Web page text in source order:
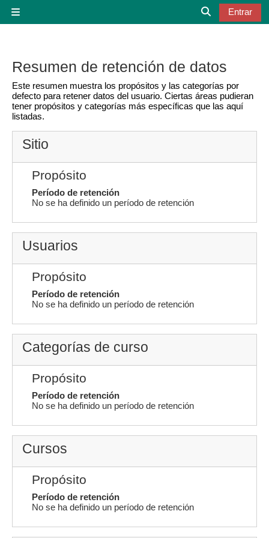
Entrar
Resumen de retención de datos
Este resumen muestra los propósitos y las categorías por
defecto para retener datos del usuario. Ciertas áreas pudieran
tener propósitos y categorías más específicas que las aquí
listadas.
Sitio
Propósito
Período de retención
No se ha definido un período de retención
Usuarios
Propósito
Período de retención
No se ha definido un período de retención
Categorías de curso
Propósito
Período de retención
No se ha definido un período de retención
Cursos
Propósito
Período de retención
No se ha definido un período de retención